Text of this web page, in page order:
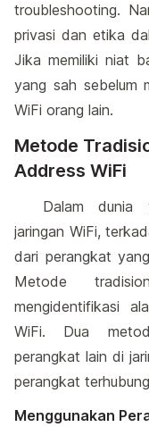
troubleshooting.
privasi dan etika
Jika memiliki niat
yang sah sebelum
WiFi orang lain.
Metode
Address WiFi
Dalam dunia
jaringan WiFi,
dari perangkat
Metode
mengidentifikasi
WiFi. Dua
perangkat lain di
perangkat
Menggunakan